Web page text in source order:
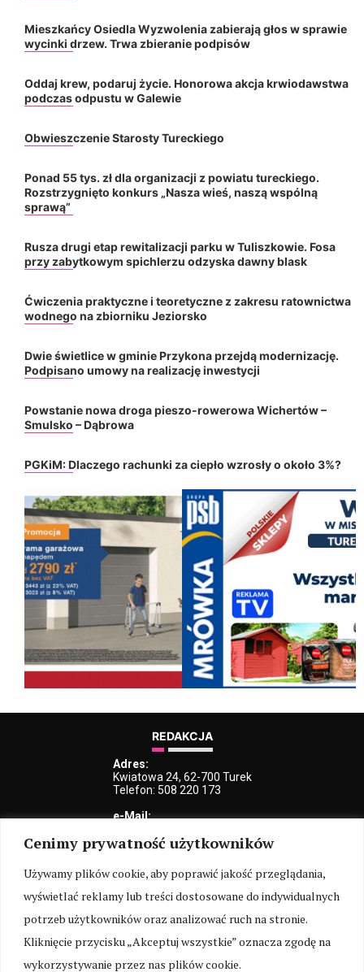
Cenimy prywatność użytkowników
Używamy plików cookie, aby poprawić jakość przeglądania,
wyświetlać reklamy lub treści dostosowane do indywidualnych
potrzeb użytkowników oraz analizować ruch na stronie.
Kliknięcie przycisku „Akceptuj wszystkie” oznacza zgodę na
wykorzystywanie przez nas plików cookie.
Mieszkańcy Osiedla Wyzwolenia zabierają głos w sprawie
wycinki drzew. Trwa zbieranie podpisów
Oddaj krew, podaruj życie. Honorowa akcja krwiodawstwa
podczas odpustu w Galewie
Obwieszczenie Starosty Tureckiego
Ponad 55 tys. zł dla organizacji z powiatu tureckiego.
Rozstrzygnięto konkurs „Nasza wieś, naszą wspólną
sprawą”
Rusza drugi etap rewitalizacji parku w Tuliszkowie. Fosa
przy zabytkowym spichlerzu odzyska dawny blask
Ćwiczenia praktyczne i teoretyczne z zakresu ratownictwa
wodnego na zbiorniku Jeziorsko
Dwie świetlice w gminie Przykona przejdą modernizację.
Podpisano umowy na realizację inwestycji
Powstanie nowa droga pieszo-rowerowa Wichertów –
Smulsko – Dąbrowa
PGKiM: Dlaczego rachunki za ciepło wzrosły o około 3%?
REDAKCJA
Adres:
Kwiatowa 24, 62-700 Turek
Telefon: 508 220 173
e-Mail:
redakcja@iturek.net
reklama@iturek.net
MENU
Redakcja Polityka prywatności O nas Kontakt
SOCIAL MEDIA